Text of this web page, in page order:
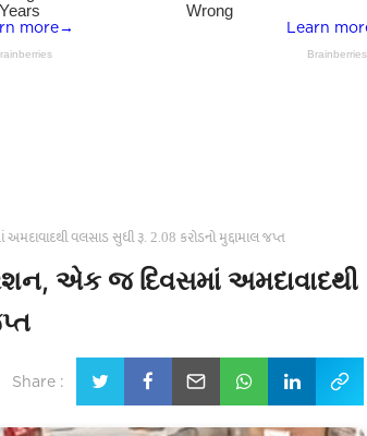
વલસાડ સુધી રૂ. 2.08 કરોડનો મુદ્દામાલ જપ્ત
એક જ દિવસમાં અમદાવાદથી
Share :